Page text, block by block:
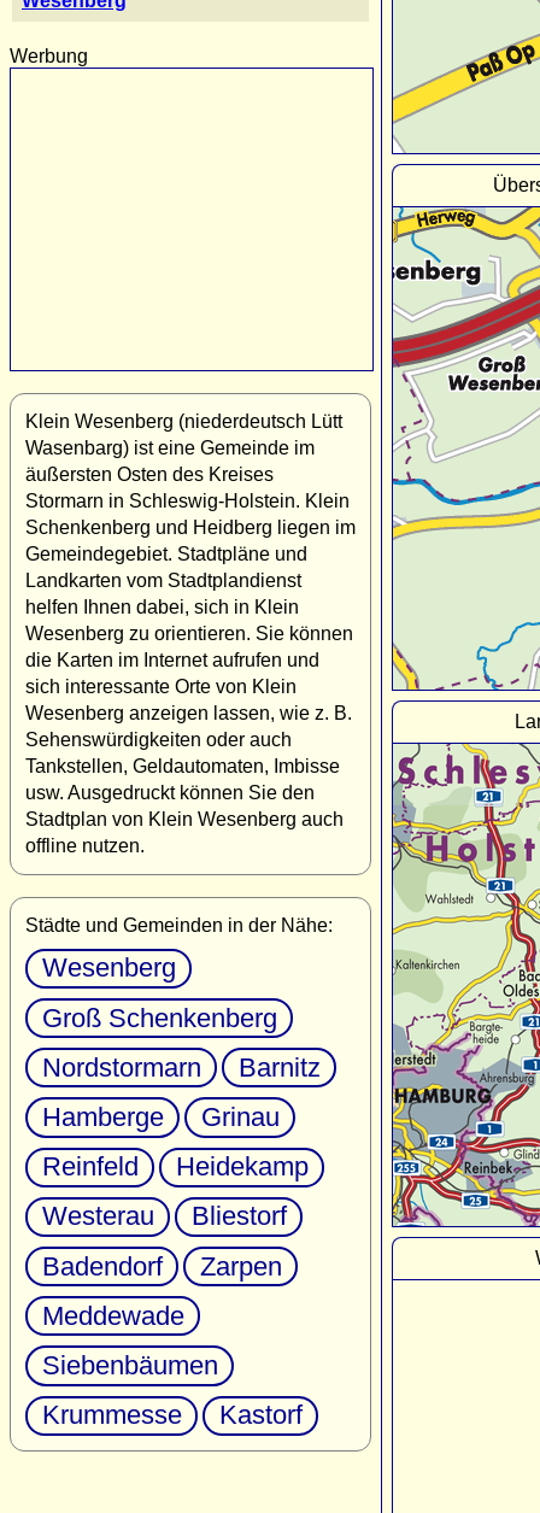
Werbung
Klein Wesenberg (niederdeutsch Lütt
Wasenbarg) ist eine Gemeinde im
äußersten Osten des Kreises
Stormarn in Schleswig-Holstein. Klein
Schenkenberg und Heidberg liegen im
Gemeindegebiet. Stadtpläne und
Landkarten vom Stadtplandienst
helfen Ihnen dabei, sich in Klein
Wesenberg zu orientieren. Sie können
die Karten im Internet aufrufen und
sich interessante Orte von Klein
Wesenberg anzeigen lassen, wie z. B.
Sehenswürdigkeiten oder auch
Tankstellen, Geldautomaten, Imbisse
usw. Ausgedruckt können Sie den
Stadtplan von Klein Wesenberg auch
offline nutzen.
Städte und Gemeinden in der Nähe:
Wesenberg
Groß Schenkenberg
Nordstormarn
Barnitz
Hamberge
Grinau
Reinfeld
Heidekamp
Westerau
Bliestorf
Badendorf
Zarpen
Meddewade
Siebenbäumen
Krummesse
Kastorf